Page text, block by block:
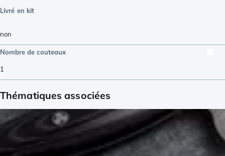
Livré en kit
non
Nombre de couteaux
1
Thématiques associées